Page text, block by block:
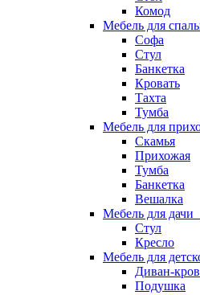
Комод
Мебель для
Софа
Стул
Банкетка
Кровать
Тахта
Тумба
Мебель для
Скамья
Прихожая
Тумба
Банкетка
Вешалка
Мебель для дачи
Стул
Кресло
Мебель для
Диван-
Подушка